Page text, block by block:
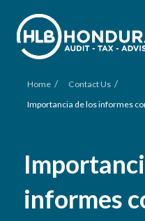
Home / Contact Us /
Importancia de los informes
informes